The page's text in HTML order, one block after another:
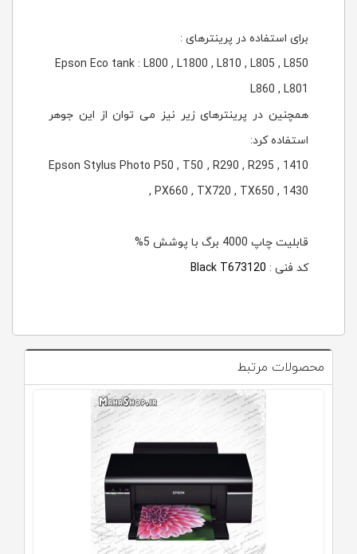
برای استفاده در پرینترهای :
Epson Eco tank : L800 , L1800 , L810 , L805 , L850
L860 , L801
همچنین در پرینترهای زیر نیز می توان از این جوهر
استفاده کرد:
Epson Stylus Photo P50 , T50 , R290 , R295 , 1410
, PX660 , TX720 , TX650 , 1430
قابلیت چاپ 4000 برگ با پوشش 5%
کد فنی :
Black T673120
محصولات مرتبط